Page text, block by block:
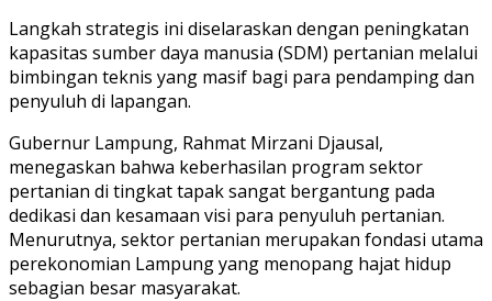
Langkah strategis ini diselaraskan dengan peningkatan
kapasitas sumber daya manusia (SDM) pertanian melalui
bimbingan teknis yang masif bagi para pendamping dan
penyuluh di lapangan.
Gubernur Lampung, Rahmat Mirzani Djausal,
menegaskan bahwa keberhasilan program sektor
pertanian di tingkat tapak sangat bergantung pada
dedikasi dan kesamaan visi para penyuluh pertanian.
Menurutnya, sektor pertanian merupakan fondasi utama
perekonomian Lampung yang menopang hajat hidup
sebagian besar masyarakat.